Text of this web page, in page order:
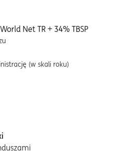
Net TR + 34% TBSP
(w skali roku)